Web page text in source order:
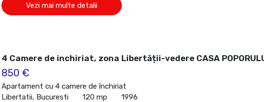
Vezi mai multe detalii
4 Camere de inchiriat, zona Libertății-vedere CASA
850 €
Apartament cu 4 camere de închiriat
Libertatii, Bucuresti
120 mp 1996